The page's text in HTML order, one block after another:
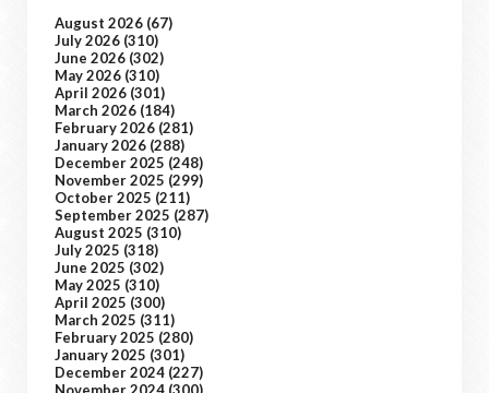
August 2026 (67)
July 2026 (310)
June 2026 (302)
May 2026 (310)
April 2026 (301)
March 2026 (184)
February 2026 (281)
January 2026 (288)
December 2025 (248)
November 2025 (299)
October 2025 (211)
September 2025 (287)
August 2025 (310)
July 2025 (318)
June 2025 (302)
May 2025 (310)
April 2025 (300)
March 2025 (311)
February 2025 (280)
January 2025 (301)
December 2024 (227)